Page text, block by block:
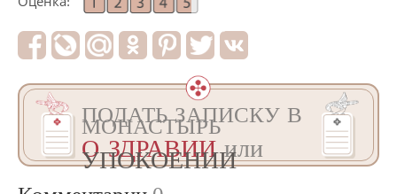
ПОДАТЬ ЗАПИСКУ В
МОНАСТЫРЬ
О ЗДРАВИИили
УПОКОЕНИИ